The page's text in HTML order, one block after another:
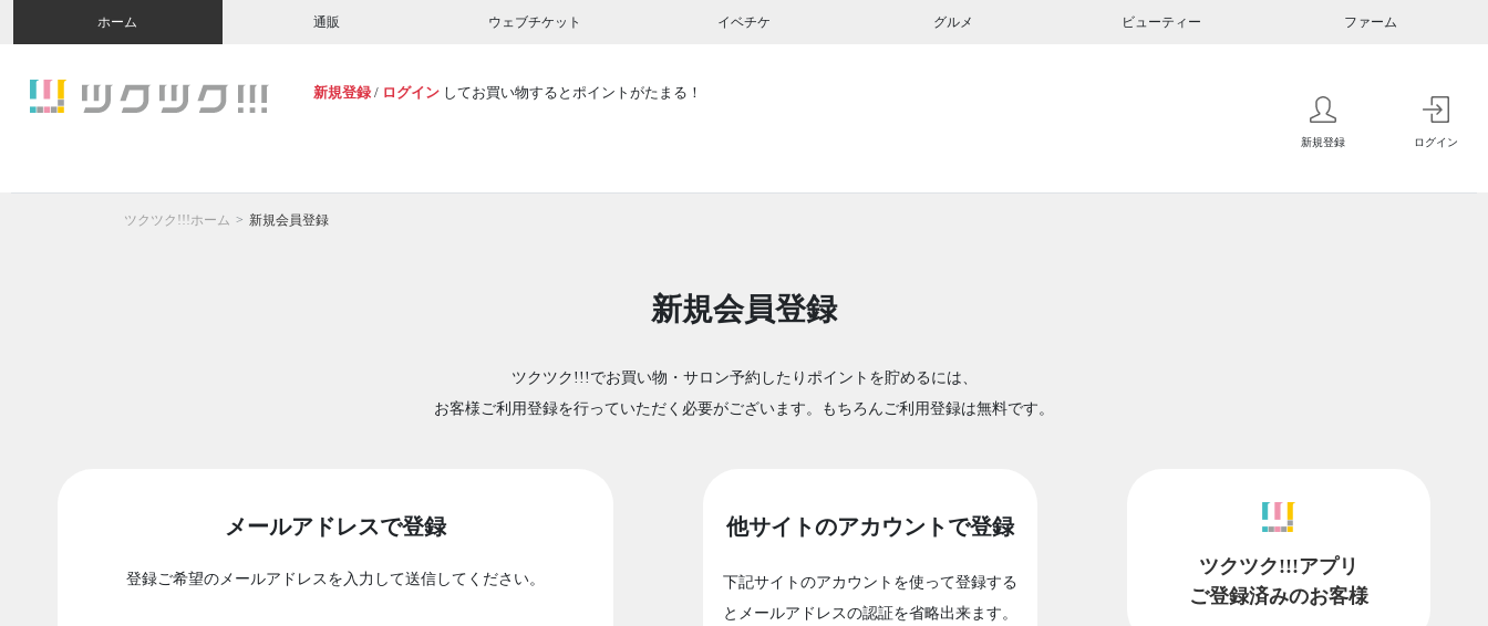
ホーム 通販 ウェブチケット イベチケ グルメ ビューティー ファーム
新規登録 / ログイン してお買い物するとポイントがたまる！
新規登録 ログイン
ツクツク!!!ホーム 新規会員登録
新規会員登録
ツクツク!!!でお買い物・サロン予約したりポイントを貯めるには、
お客様ご利用登録を行っていただく必要がございます。もちろんご利用登録は無料です。
メールアドレスで登録
登録ご希望のメールアドレスを入力して送信してください。
他サイトのアカウントで登録
下記サイトのアカウントを使って登録する
とメールアドレスの認証を省略出来ます。
ツクツク!!!アプリ
ご登録済みのお客様